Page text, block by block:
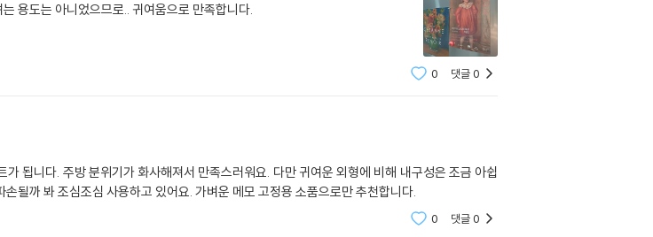
용도는 아니었으므로.. 귀여움으로 만족합니다.
0 댓글0
됩니다. 주방 분위기가 화사해져서 만족스러워요. 다만 귀여운 외형에 비해 내구성은 조금 아쉽
될까 봐 조심조심 사용하고 있어요. 가벼운 메모 고정용 소품으로만 추천합니다.
0 댓글0